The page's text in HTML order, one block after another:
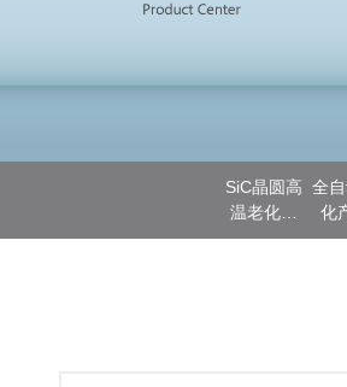
SiC晶圆高
温老化测
试
全
化